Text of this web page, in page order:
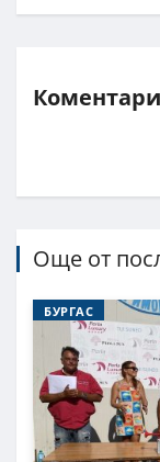
Коментари
Още от
БУРГАС